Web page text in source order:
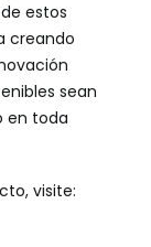
estos
creando
sean
en toda
visite: